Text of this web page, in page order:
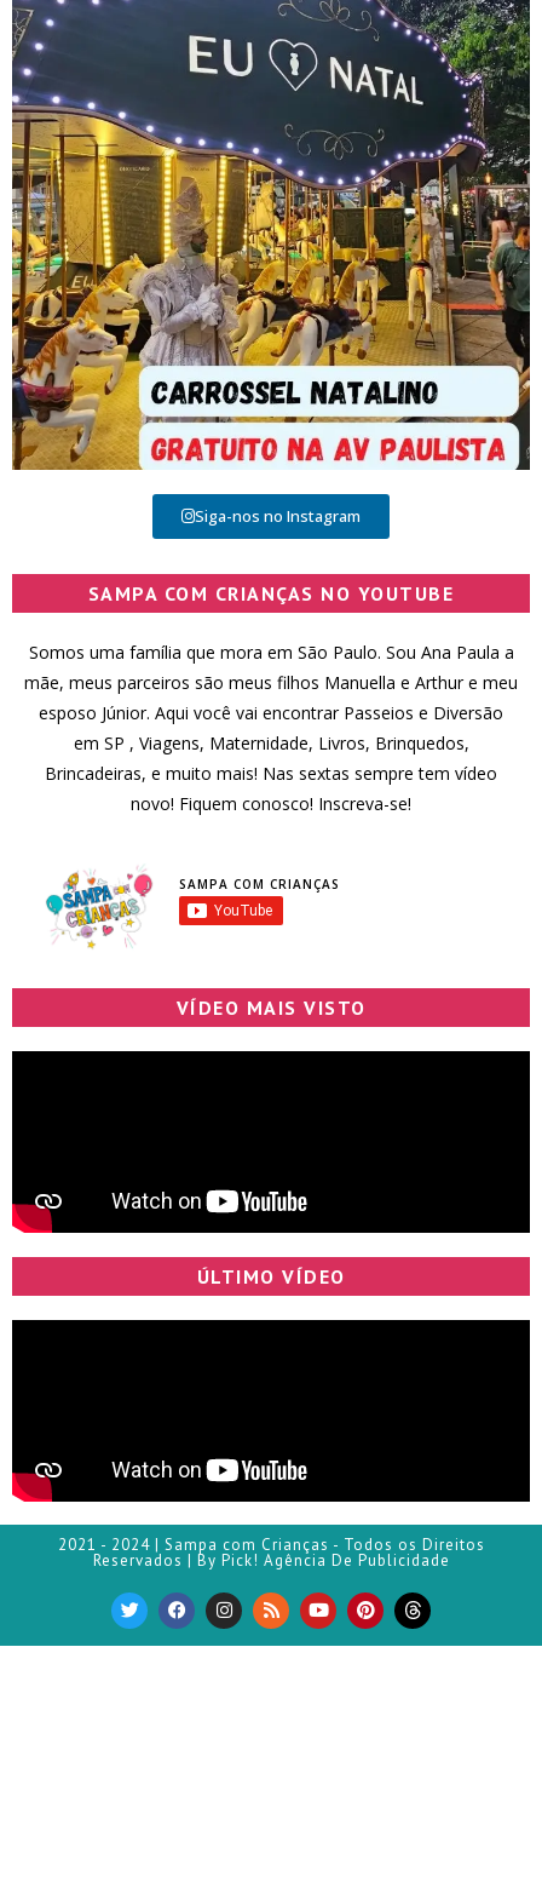
Siga-nos no Instagram
SAMPA COM CRIANÇAS NO YOUTUBE
Somos uma família que mora em São Paulo. Sou Ana Paula a
mãe, meus parceiros são meus filhos Manuella e Arthur e meu
esposo Júnior. Aqui você vai encontrar Passeios e Diversão
em SP , Viagens, Maternidade, Livros, Brinquedos,
Brincadeiras, e muito mais! Nas sextas sempre tem vídeo
novo! Fiquem conosco! Inscreva-se!
SAMPA COM CRIANÇAS
VÍDEO MAIS VISTO
ÚLTIMO VÍDEO
2021 - 2024 | Sampa com Crianças - Todos os Direitos
Reservados | By Pick! Agência De Publicidade